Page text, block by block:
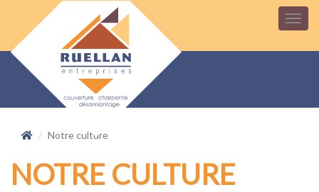
Notre culture
NOTRE CULTURE